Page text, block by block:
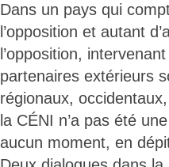
Dans un pays qui
l’opposition et autant
l’opposition,
partenaires extérieurs
régionaux,
la CÉNI n’a pas été
aucun moment, en